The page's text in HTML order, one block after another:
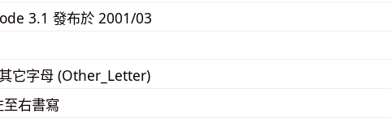
3.1 發布於 2001/03
它字母 (Other_Letter)
右書寫